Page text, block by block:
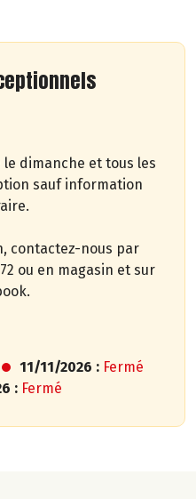
dimanche et tous les
sauf information
contactez-nous par
ou en magasin et sur
11/11/2026 : Fermé
: Fermé